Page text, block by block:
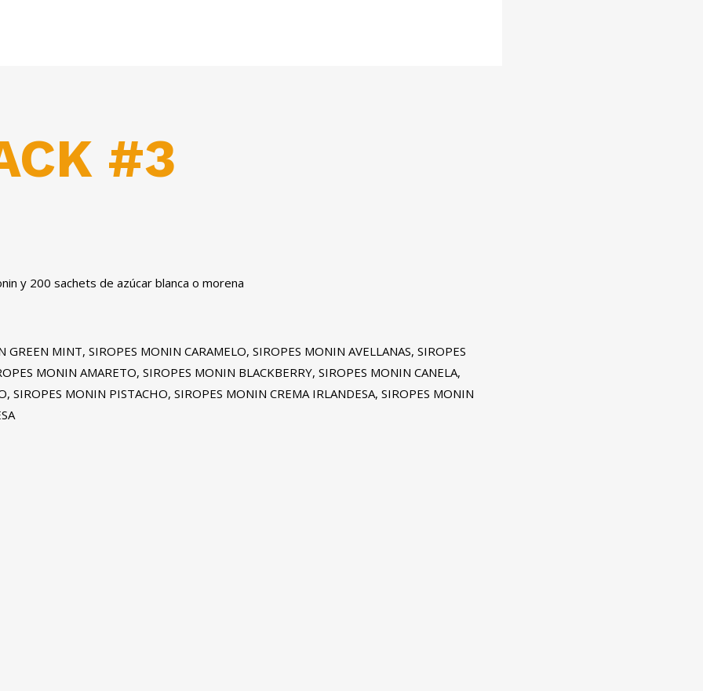
#3
y 200 sachets de azúcar blanca o morena
MINT, SIROPES MONIN CARAMELO, SIROPES MONIN AVELLANAS, SIROPES
MONIN AMARETO, SIROPES MONIN BLACKBERRY, SIROPES MONIN CANELA,
SIROPES MONIN PISTACHO, SIROPES MONIN CREMA IRLANDESA, SIROPES MONIN